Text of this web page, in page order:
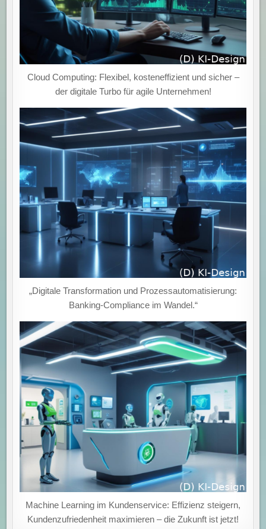
Cloud Computing: Flexibel, kosteneffizient und sicher –
der digitale Turbo für agile Unternehmen!
„Digitale Transformation und Prozessautomatisierung:
Banking-Compliance im Wandel.“
Machine Learning im Kundenservice: Effizienz steigern,
Kundenzufriedenheit maximieren – die Zukunft ist jetzt!